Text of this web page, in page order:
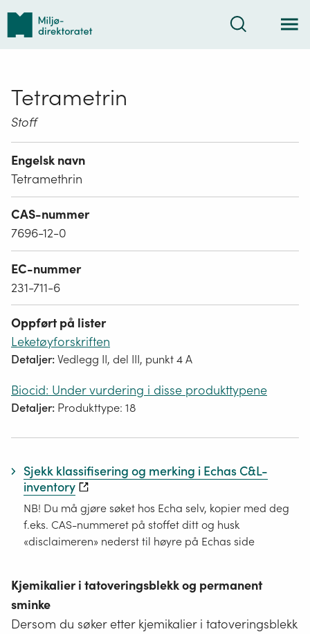
Tilbake
forsiden
Søk
Tetrametrin
Stoff
Engelsk navn
Tetramethrin
CAS-nummer
7696-12-0
EC-nummer
231-711-6
Oppført på lister
Leketøyforskriften
Detaljer:Vedlegg II, del III, punkt 4 A
Biocid: Under vurdering i disse produkttypene
Detaljer: Produkttype: 18
Sjekk klassifisering og merking i Echas C&L-
inventory
NB! Du må gjøre søket hos Echa selv, kopier med deg
f.eks. CAS-nummeret på stoffet ditt og husk
«disclaimeren» nederst til høyre på Echas side
Kjemikalier i tatoveringsblekk og permanent
sminke
Dersom du søker etter kjemikalier i tatoveringsblekk